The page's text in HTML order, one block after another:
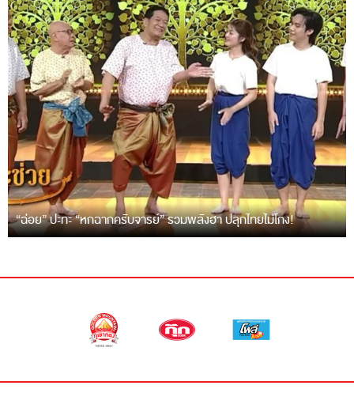
“ฉ่อย” ปะทะ “หกฉากครับจารย์” รวมพลังฮา ปลุกไทยไม่โกง!